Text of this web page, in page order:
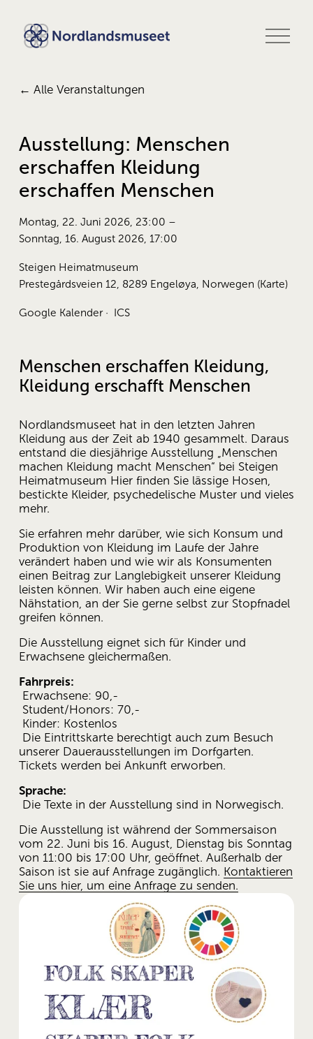
M
e
Alle Veranstaltungen
Ausstellung: Menschen
erschaffen Kleidung
erschaffen Menschen
Montag, 22. Juni 2026 23:00
Sonntag, 16. August 2026 17:00
Steigen Heimatmuseum
Prestegårdsveien 12 8289 Engeløya Norwegen (Karte)
Google Kalender ICS
Menschen erschaffen Kleidung,
Kleidung erschafft Menschen
Nordlandsmuseet hat in den letzten Jahren
Kleidung aus der Zeit ab 1940 gesammelt. Daraus
entstand die diesjährige Ausstellung „Menschen
machen Kleidung macht Menschen“ bei Steigen
Heimatmuseum Hier finden Sie lässige Hosen,
bestickte Kleider, psychedelische Muster und vieles
mehr.
Sie erfahren mehr darüber, wie sich Konsum und
Produktion von Kleidung im Laufe der Jahre
verändert haben und wie wir als Konsumenten
einen Beitrag zur Langlebigkeit unserer Kleidung
leisten können. Wir haben auch eine eigene
Nähstation, an der Sie gerne selbst zur Stopfnadel
greifen können.
Die Ausstellung eignet sich für Kinder und
Erwachsene gleichermaßen.
Fahrpreis:
Erwachsene: 90,-
Student/Honors: 70,-
Kinder: Kostenlos
unserer Dauerausstellungen im Dorfgarten.
Tickets werden bei Ankunft erworben.
Sprache:
Die Texte in der Ausstellung sind in Norwegisch.
Die Ausstellung ist während der Sommersaison
vom 22. Juni bis 16. August, Dienstag bis Sonntag
von 11:00 bis 17:00 Uhr, geöffnet. Außerhalb der
Saison ist sie auf Anfrage zugänglich. Kontaktieren
Sie uns hier, um eine Anfrage zu senden.